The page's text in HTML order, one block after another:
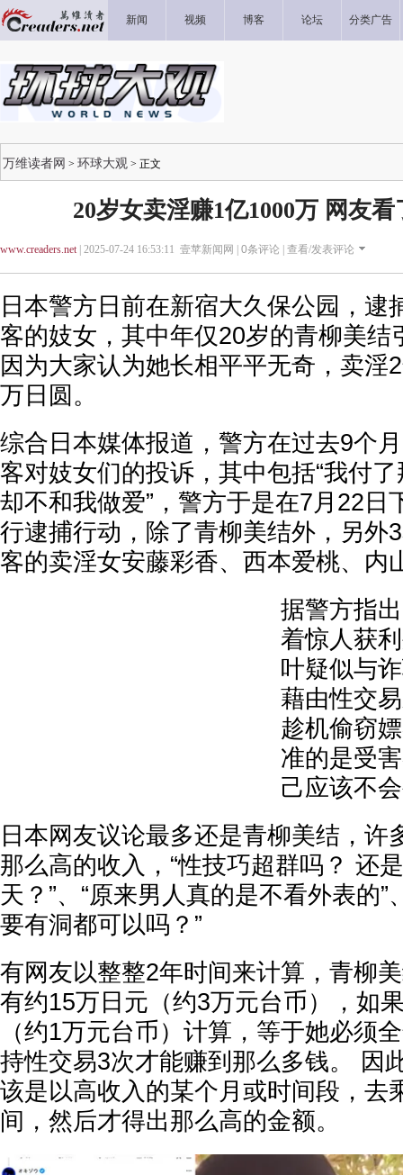
新闻 视频 博客 论坛 分类广告
万维读者网 > 环球大观 > 正文
20岁女卖淫赚1亿1000万 网友
www.creaders.net| 2025-07-24 16:53:11 壹苹新闻网 | 0条评论 | 查看/发表评论
日本警方日前在新宿大久保公园，逮
客的妓女，其中年仅20岁的青柳美结
因为大家认为她长相平平无奇，卖淫
万日圆。
综合日本媒体报道，警方在过去9个
客对妓女们的投诉，其中包括“我付
却不和我做爱”，警方于是在7月22日
行逮捕行动，除了青柳美结外，另外
客的卖淫女安藤彩香、西本爱桃、内
据警方指
着惊人获
叶疑似与
藉由性交
趁机偷窃
准的是受
己应该不
日本网友议论最多还是青柳美结，许
那么高的收入，“性技巧超群吗？ 还
天？”、“原来男人真的是不看外表的”
要有洞都可以吗？”
有网友以整整2年时间来计算，青柳
有约15万日元（约3万元台币），如
（约1万元台币）计算，等于她必须
持性交易3次才能赚到那么多钱。 因
该是以高收入的某个月或时间段，去
间，然后才得出那么高的金额。